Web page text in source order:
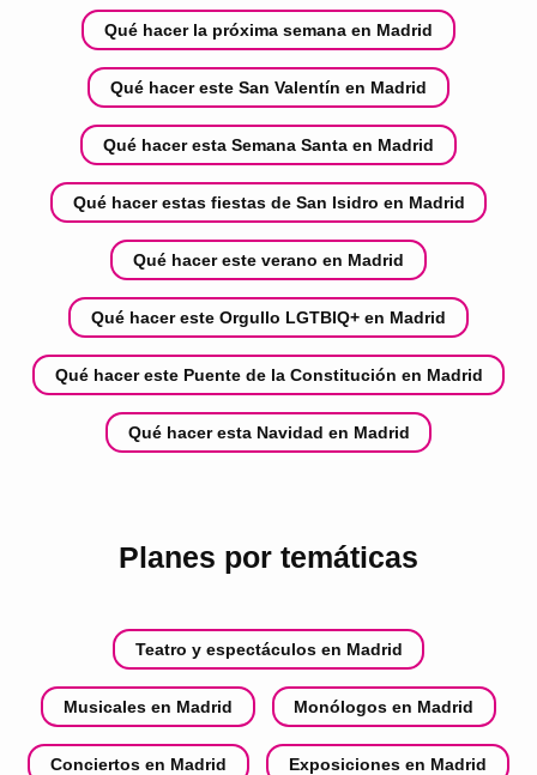
Qué hacer la próxima semana en Madrid
Qué hacer este San Valentín en Madrid
Qué hacer esta Semana Santa en Madrid
Qué hacer estas fiestas de San Isidro en Madrid
Qué hacer este verano en Madrid
Qué hacer este Orgullo LGTBIQ+ en Madrid
Qué hacer este Puente de la Constitución en Madrid
Qué hacer esta Navidad en Madrid
Planes por temáticas
Teatro y espectáculos en Madrid
Musicales en Madrid Monólogos en Madrid
Conciertos en Madrid Exposiciones en Madrid